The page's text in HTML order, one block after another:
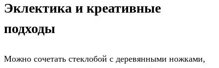
Эклектика и креативные
подходы
Можно сочетать стеклобой с деревянными ножками,